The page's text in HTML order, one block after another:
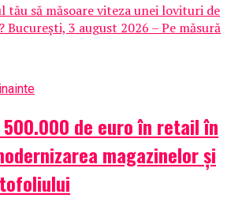
tău să măsoare viteza unei lovituri de
București, 3 august 2026 – Pe măsură
500.000 de euro în retail în
magazinelor și